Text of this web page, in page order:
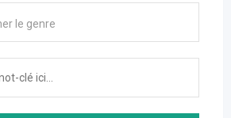
le genre